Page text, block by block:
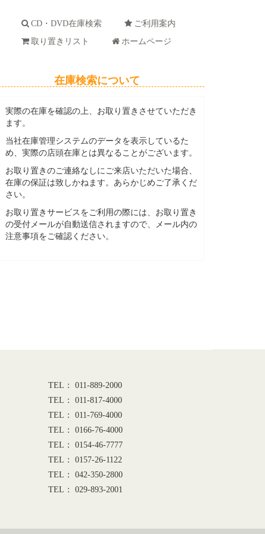
CD・DVD在庫検索
ご利用案内
取り置きリスト ホームページ
在庫検索について
実際の在庫を確認の上、お取り置きさせていただき
ます。
当社在庫管理システムのデータを表示しているた
め、実際の店頭在庫とは異なることがございます。
お取り置きのご連絡なしにご来店いただいた場合、
在庫の保証は致しかねます。あらかじめご了承くだ
さい。
お取り置きサービスをご利用の際には、お取り置き
の受付メールが自動送信されますので、メール内の
注意事項をご確認ください。
TEL： 011-889-2000
TEL： 011-817-4000
TEL： 011-769-4000
TEL： 0166-76-4000
TEL： 0154-46-7777
TEL： 0157-26-1122
TEL： 042-350-2800
TEL： 029-893-2001